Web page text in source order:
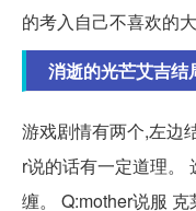
的考入自己不喜欢的
消逝的光芒艾吉结
游戏剧情有两个,左边
r说的话有一定道理。
缠。 Q:mother说服 克